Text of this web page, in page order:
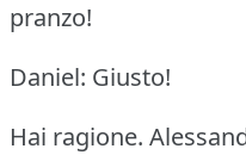
pranzo!
Daniel: Giusto!
Hai ragione.